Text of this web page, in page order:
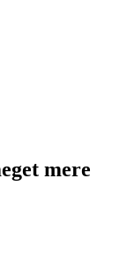
mere